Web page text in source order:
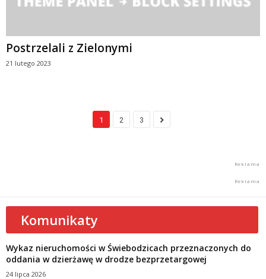
Postrzelali z Zielonymi
21 lutego 2023
1 2 3
Komunikaty
Wykaz nieruchomości w Świebodzicach przeznaczonych do
oddania w dzierżawę w drodze bezprzetargowej
24 lipca 2026